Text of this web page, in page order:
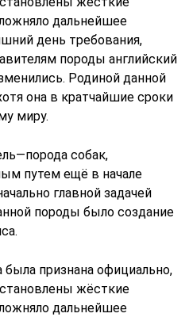
дальнейшее
день требования,
породы английский
Родиной данной
она в кратчайшие сроки
миру.
собак,
путем ещё в начале
главной задачей
породы было создание
была признана официально,
жёсткие
дальнейшее